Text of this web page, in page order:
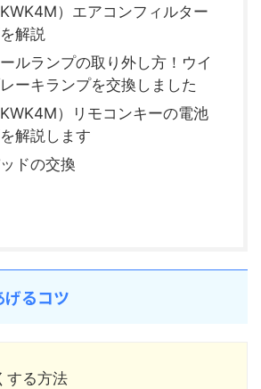
）エアコンフィルター
解説
ルランプの取り外し方！ウイ
ーキランプを交換しました
）リモコンキーの電池
解説します
ドの交換
るコツ
する方法